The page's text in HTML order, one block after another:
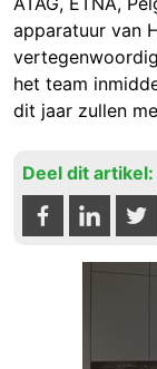
apparatuur van
het team
dit jaar zullen
Deel dit artikel: